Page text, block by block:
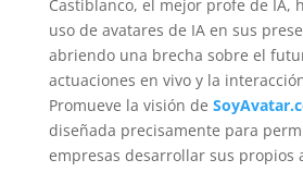
Castiblanco, el mejor profe de IA,
uso de avatares de IA en sus
abriendo una brecha sobre el
actuaciones en vivo y la
Promueve la visión de
diseñada precisamente para
empresas desarrollar sus propios